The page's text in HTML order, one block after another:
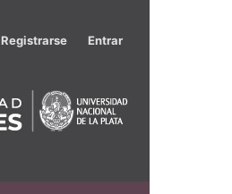
Registrarse Entrar